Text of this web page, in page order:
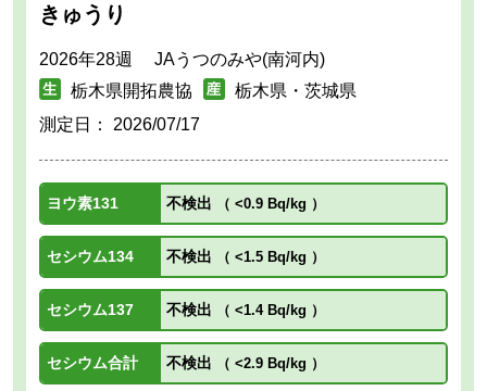
きゅうり
2026年28週 JAうつのみや(南河内)
栃木県開拓農協
栃木県・茨城県
測定日： 2026/07/17
ヨウ素131 不検出 （ <0.9 Bq/kg ）
セシウム134 不検出 （ <1.5 Bq/kg ）
セシウム137 不検出 （ <1.4 Bq/kg ）
セシウム合計 不検出 （ <2.9 Bq/kg ）